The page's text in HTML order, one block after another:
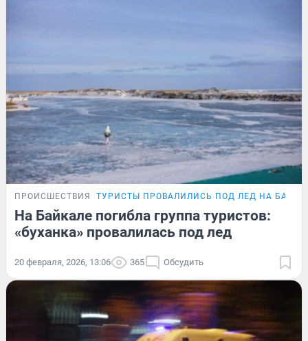
ПРОИСШЕСТВИЯ ТУРИСТЫ ПРОВАЛИЛИСЬ ПОД ЛЕД НА
На Байкале погибла группа туристов:
«буханка» провалилась под лед
20 февраля, 2026, 13:06 365 Обсудить